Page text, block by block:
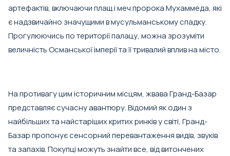
артефактів, включаючи плащ і меч пророка Мухаммеда, які
є надзвичайно значущими в мусульманському спадку.
Прогулюючись по території палацу, можна зрозуміти
величність Османської імперії та її тривалий вплив на місто.
На противагу цим історичним місцям, жвава Гранд-Базар
представляє сучасну авантюру. Відомий як один з
найбільших та найстаріших критих ринків у світі, Гранд-
Базар пропонує сенсорний перевантаження видів, звуків
та запахів. Покупці можуть знайти все, від витончених